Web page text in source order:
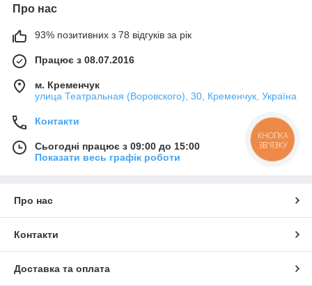
Про нас
93% позитивних з 78 відгуків за рік
Працює з 08.07.2016
м. Кременчук
улица Театральная (Воровского), 30, Кременчук, Україна
Контакти
Сьогодні працює з 09:00 до 15:00
Показати весь графік роботи
Про нас
Контакти
Доставка та оплата
КНОПКА
ЗВ'ЯЗКУ